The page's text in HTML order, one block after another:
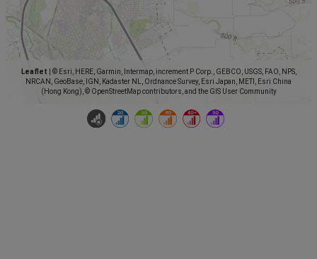
Leaflet
© Esri, HERE, Garmin, Intermap, increment P Corp., GEBCO, USGS, FAO, NPS,
NRCAN, GeoBase, IGN, Kadaster NL, Ordnance Survey, Esri Japan, METI, Esri China
(Hong Kong), © OpenStreetMap contributors, and the GIS User Community